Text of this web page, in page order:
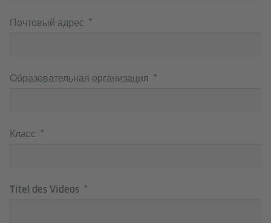
Почтовый адрес
Образовательная организация
Класс
Titel des Videos